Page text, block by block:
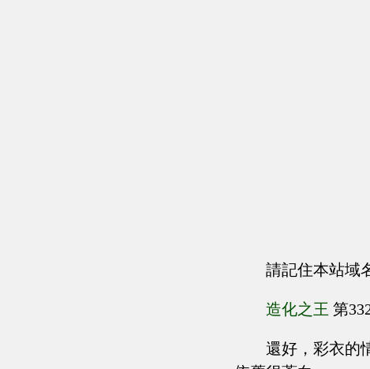
請記住本站域
造化之王 第
還好，彩衣的